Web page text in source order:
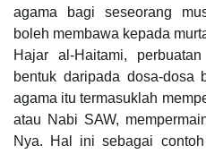
agama bagi seseorang
boleh membawa kepada
Hajar al-Haitami,
bentuk daripada dosa-dosa
agama itu termasuklah
atau Nabi SAW,
Nya. Hal ini sebagai